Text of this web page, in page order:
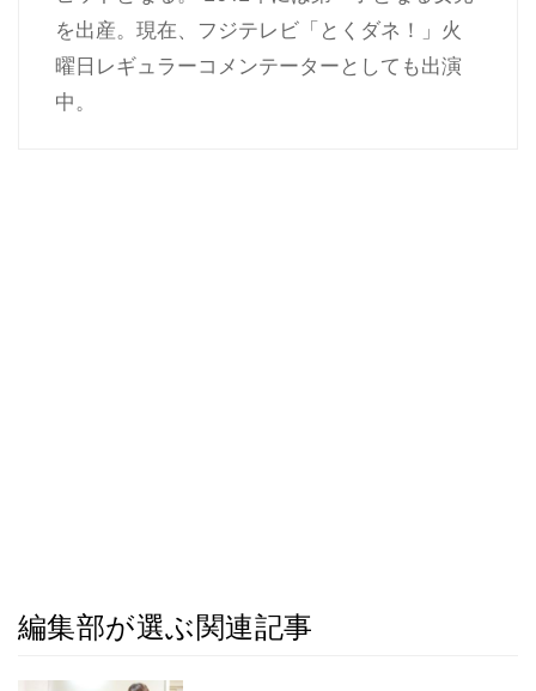
を出産。現在、フジテレビ「とくダネ！」火
曜日レギュラーコメンテーターとしても出演
中。
編集部が選ぶ関連記事